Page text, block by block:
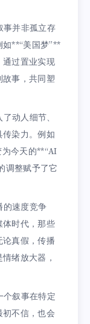
事并非孤立存
**“美国梦”**
通过置业实现
事，共同塑
动人细节、
染力。例如
为今天的**“AI
调整赋予了它
的速度竞争
体时代，那些
真假，传播
绪放大器，
个叙事在特定
不信，也会